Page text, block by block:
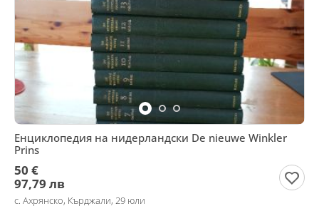
Енциклопедия на нидерландски De nieuwe Winkler
Prins
50 €
97,79 лв
с. Ахрянско, Кърджали, 29 юли